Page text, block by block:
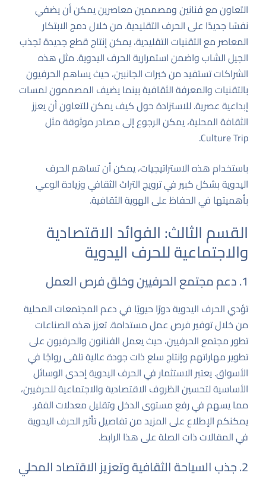
التعاون مع فنانين ومصممين معاصرين يمكن أن يضفي
نفسًا جديدًا على الحرف التقليدية. من خلال دمج الابتكار
المعاصر مع التقنيات التقليدية، يمكن إنتاج قطع جديدة تجذب
الجيل الشاب واضمن استمرارية الحرف اليدوية. مثل هذه
الشراكات تستفيد من خبرات الجانبين، حيث يساهم الحرفيون
بالتقنيات والمعرفة الثقافية بينما يضيف المصممون لمسات
إبداعية عصرية. للاستزادة حول كيف يمكن للتعاون أن يعزز
الثقافة المحلية، يمكن الرجوع إلى مصادر موثوقة مثل
Culture Trip
.
باستخدام هذه الاستراتيجيات، يمكن أن تساهم الحرف
اليدوية بشكل كبير في ترويج التراث الثقافي وزيادة الوعي
بأهميتها في الحفاظ على الهوية الثقافية.
القسم الثالث: الفوائد الاقتصادية
والاجتماعية للحرف اليدوية
1. دعم مجتمع الحرفيين وخلق فرص العمل
تؤدي الحرف اليدوية دورًا حيويًا في دعم المجتمعات المحلية
من خلال توفير فرص عمل مستدامة. تعزز هذه الصناعات
تطور مجتمع الحرفيين، حيث يعمل الفنانون والحرفيون على
تطوير مهاراتهم وإنتاج سلع ذات جودة عالية تلقى رواجًا في
الأسواق. يعتبر الاستثمار في الحرف اليدوية إحدى الوسائل
الأساسية لتحسين الظروف الاقتصادية والاجتماعية للحرفيين،
مما يسهم في رفع مستوى الدخل وتقليل معدلات الفقر.
يمكنكم الإطلاع على المزيد من تفاصيل تأثير الحرف اليدوية
في المقالات ذات الصلة على هذا الرابط.
2. جذب السياحة الثقافية وتعزيز الاقتصاد المحلي